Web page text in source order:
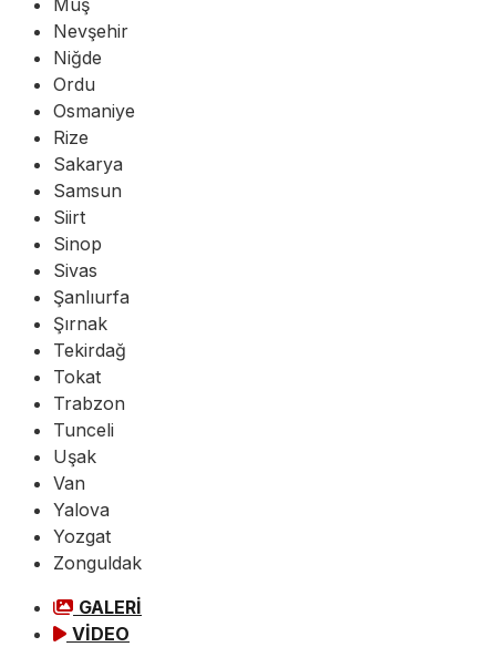
Muş
Nevşehir
Niğde
Ordu
Osmaniye
Rize
Sakarya
Samsun
Siirt
Sinop
Sivas
Şanlıurfa
Şırnak
Tekirdağ
Tokat
Trabzon
Tunceli
Uşak
Van
Yalova
Yozgat
Zonguldak
GALERİ
VİDEO